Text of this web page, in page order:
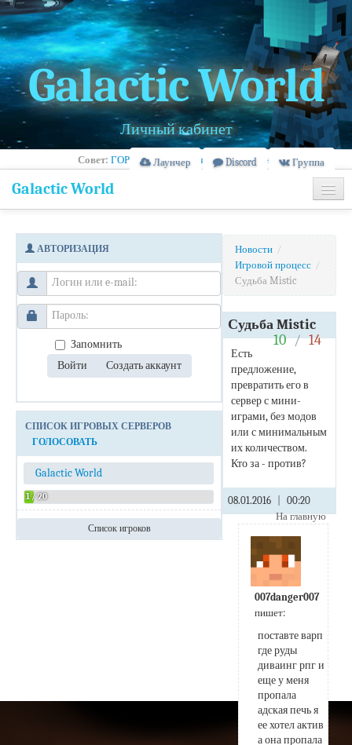
Galactic World
Личный кабинет
Лаунчер Discord Группа
Совет: ГОРОД - Правила, очередь и рейтинг
Galactic World
Информация
Банлист
АВТОРИЗАЦИЯ
Запомнить
СПИСОК ИГРОВЫХ СЕРВЕРОВ
ГОЛОСОВАТЬ
Galactic World
1 / 20
Список игроков
Новости /
Игровой процесс /
Судьба Mistic
Судьба Mistic
10 / 14
Есть
предложение,
превратить его в
сервер с мини-
играми, без модов
или с минимальным
их количеством.
Кто за - против?
08.01.2016
00:20
На главную
007danger007
пишет:
поставте варп
где руды
диваинг рпг и
еще у меня
пропала
адская печь я
ее хотел актив
а она пропала